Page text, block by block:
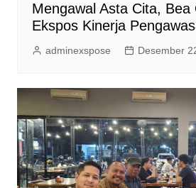
Mengawal Asta Cita, Bea
Ekspos Kinerja
adminexspose Desember